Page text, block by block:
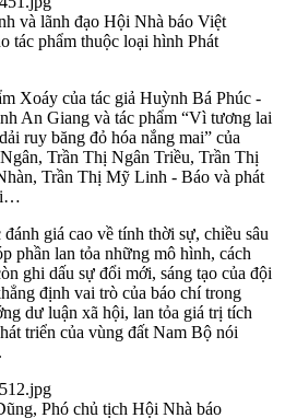
và lãnh đạo Hội Nhà báo Việt
tác phẩm thuộc loại hình Phát
Xoáy của tác giả Huỳnh Bá Phúc -
An Giang và tác phẩm “Vì tương lai
ruy băng đỏ hóa nắng mai” của
Trần Thị Ngân Triều, Trần Thị
Trần Thị Mỹ Linh - Báo và phát
giá cao về tính thời sự, chiều sâu
phần lan tỏa những mô hình, cách
ghi dấu sự đổi mới, sáng tạo của đội
định vai trò của báo chí trong
dư luận xã hội, lan tỏa giá trị tích
triển của vùng đất Nam Bộ nói
Phó chủ tịch Hội Nhà báo